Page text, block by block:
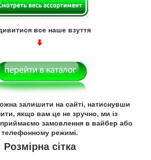
все наше взуття
залишити на сайті, натиснувши
якщо вам це не зручно, ми із
замовлення в вайбер або
телефонному режимі.
Розмірна сітка